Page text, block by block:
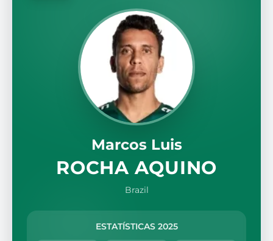
Marcos Luis
ROCHA AQUINO
Brazil
ESTATÍSTICAS 2025